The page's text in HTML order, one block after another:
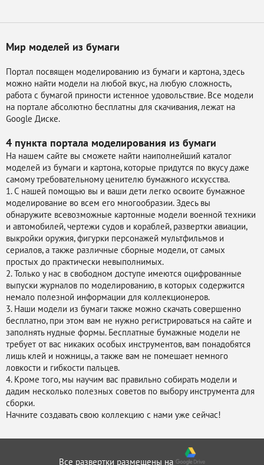
Мир моделей из бумаги
Портал посвящен моделированию из бумаги и картона, здесь
можно найти модели на любой вкус, на любую сложность,
работа с бумагой приности истенное удовольствие. Все модели
на портале абсолютно бесплатны для скачивания, лежат на
Google Диске.
4 пункта портала моделирования из бумаги
На нашем сайте вы сможете найти наиполнейший каталог
моделей из бумаги и картона, которые придутся по вкусу даже
самому требовательному ценителю бумажного искусства.
1. С нашей помощью вы и ваши дети легко освоите бумажное
моделирование во всем его многообразии. Здесь вы
обнаружите всевозможные картонные модели военной техники
и автомобилей, чертежи судов и кораблей, развертки авиации,
выкройки оружия, фигурки персонажей мультфильмов и
сериалов, а также различные сборные модели, от самых
простых до практически невыполнимых.
2. Только у нас в свободном доступе имеются оцифрованные
выпуски журналов по моделированию, в которых содержится
немало полезной информации для коллекционеров.
3. Наши модели из бумаги также можно скачать совершенно
бесплатно, при этом вам не нужно регистрироваться на сайте и
заполнять нудные формы. Бесплатные бумажные модели не
требует от вас никаких особых инструментов, вам понадобятся
лишь клей и ножницы, а также вам не помешает немного
ловкости и гибкости пальцев.
4. Кроме того, мы научим вас правильно собирать модели и
дадим несколько полезных советов по выбору инструмента для
сборки.
Начните создавать свою коллекцию с нами уже сейчас!
Все развертки размещены на